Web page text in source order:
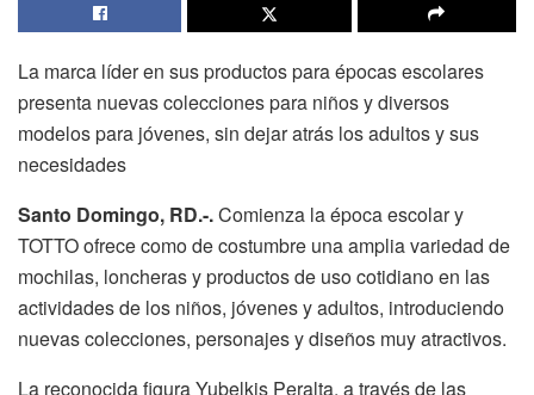
La marca líder en sus productos para épocas escolares
presenta nuevas colecciones para niños y diversos
modelos para jóvenes, sin dejar atrás los adultos y sus
necesidades
Santo Domingo, RD.-.Comienza la época escolar y
TOTTO ofrece como de costumbre una amplia variedad de
mochilas, loncheras y productos de uso cotidiano en las
actividades de los niños, jóvenes y adultos, introduciendo
nuevas colecciones, personajes y diseños muy atractivos.
La reconocida figura Yubelkis Peralta, a través de las